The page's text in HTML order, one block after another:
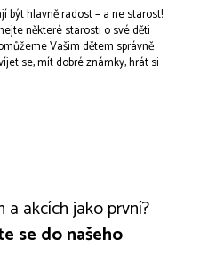
být hlavně radost – a ne starost!
některé starosti o své děti
Vašim dětem správně
se, mít dobré známky, hrát si
akcích jako první?
se do našeho